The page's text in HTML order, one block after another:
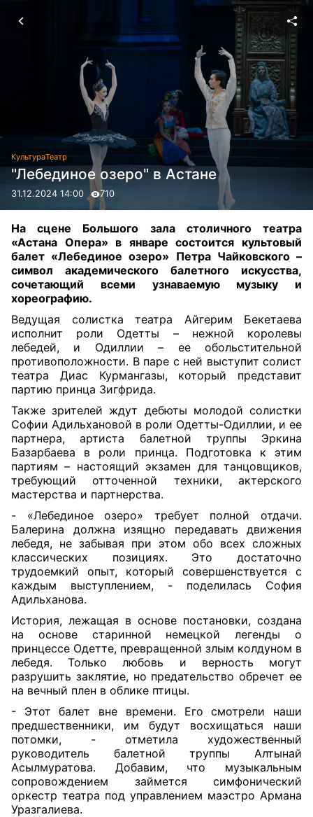
КультураТеатр
"Лебединое озеро" в Астане
31.12.2024 14:00 710
На сцене Большого зала столичного театра
«Астана Опера» в январе состоится культовый
балет «Лебединое озеро» Петра Чайковского –
символ академического балетного искусства,
сочетающий всеми узнаваемую музыку и
хореографию.
Ведущая солистка театра Айгерим Бекетаева
исполнит роли Одетты – нежной королевы
лебедей, и Одиллии – ее обольстительной
противоположности. В паре с ней выступит солист
театра Диас Курмангазы, который представит
партию принца Зигфрида.
Также зрителей ждут дебюты молодой солистки
Софии Адильхановой в роли Одетты-Одиллии, и ее
партнера, артиста балетной труппы Эркина
Базарбаева в роли принца. Подготовка к этим
партиям – настоящий экзамен для танцовщиков,
требующий отточенной техники, актерского
мастерства и партнерства.
- «Лебединое озеро» требует полной отдачи.
Балерина должна изящно передавать движения
лебедя, не забывая при этом обо всех сложных
классических позициях. Это достаточно
трудоемкий опыт, который совершенствуется с
каждым выступлением, - поделилась София
Адильханова.
История, лежащая в основе постановки, создана
на основе старинной немецкой легенды о
принцессе Одетте, превращенной злым колдуном в
лебедя. Только любовь и верность могут
разрушить заклятие, но предательство обречет ее
на вечный плен в облике птицы.
- Этот балет вне времени. Его смотрели наши
предшественники, им будут восхищаться наши
потомки, - отметила художественный
руководитель балетной труппы Алтынай
Асылмуратова. Добавим, что музыкальным
сопровождением займется симфонический
оркестр театра под управлением маэстро Армана
Уразгалиева.